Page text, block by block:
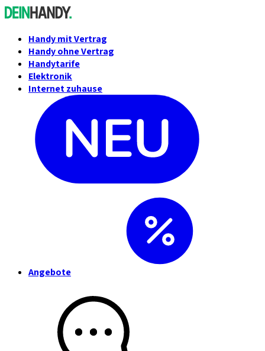
Handy mit Vertrag
Handy ohne Vertrag
Handytarife
Elektronik
Internet zuhause
Angebote